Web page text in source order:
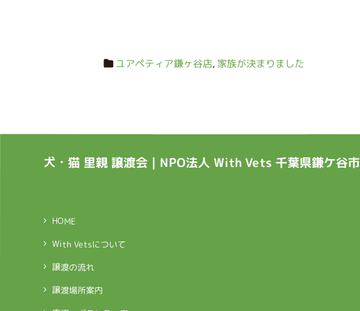
ユアペティア鎌ヶ谷店, 家族が決まりました
犬・猫 里親 譲渡会｜NPO法人 With Vets 千葉県鎌ケ谷市
HOME
With Vetsについて
譲渡の流れ
譲渡場所案内